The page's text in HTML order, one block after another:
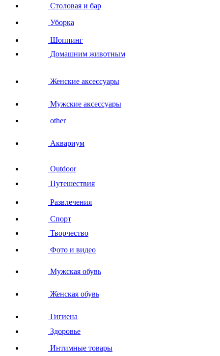
Столовая и бар
Уборка
Шоппинг
Домашним животным
Женские аксессуары
Мужские аксессуары
other
Аквариум
Outdoor
Путешествия
Развлечения
Спорт
Творчество
Фото и видео
Мужская обувь
Женская обувь
Гигиена
Здоровье
Интимные товары